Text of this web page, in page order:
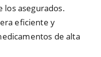
los asegurados.
eficiente y
de alta